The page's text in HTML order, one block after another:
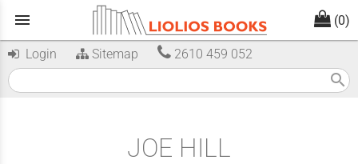
menu (0)
Login Sitemap 2610 459 052
search
JOE HILL